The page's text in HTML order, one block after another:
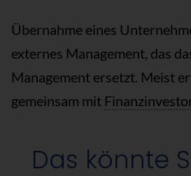
Übernahme eines
externes Management, das
Management ersetzt. Meist
gemeinsam mit
Das könnte